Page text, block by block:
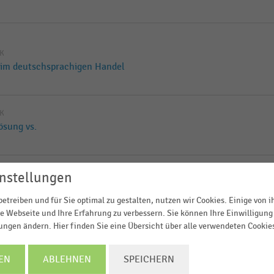
deutschsprachigen Handel
vs.
im
nach
im
und für Sie optimal zu gestalten, nutzen wir Cookies. Einige von
Webseite und Ihre Erfahrung zu verbessern. Sie können Ihre
ändern. Hier finden Sie eine Übersicht über alle verwendeten
ABLEHNEN SPEICHERN